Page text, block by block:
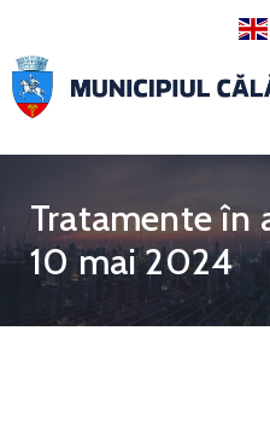
Tratamente în
10 mai 2024